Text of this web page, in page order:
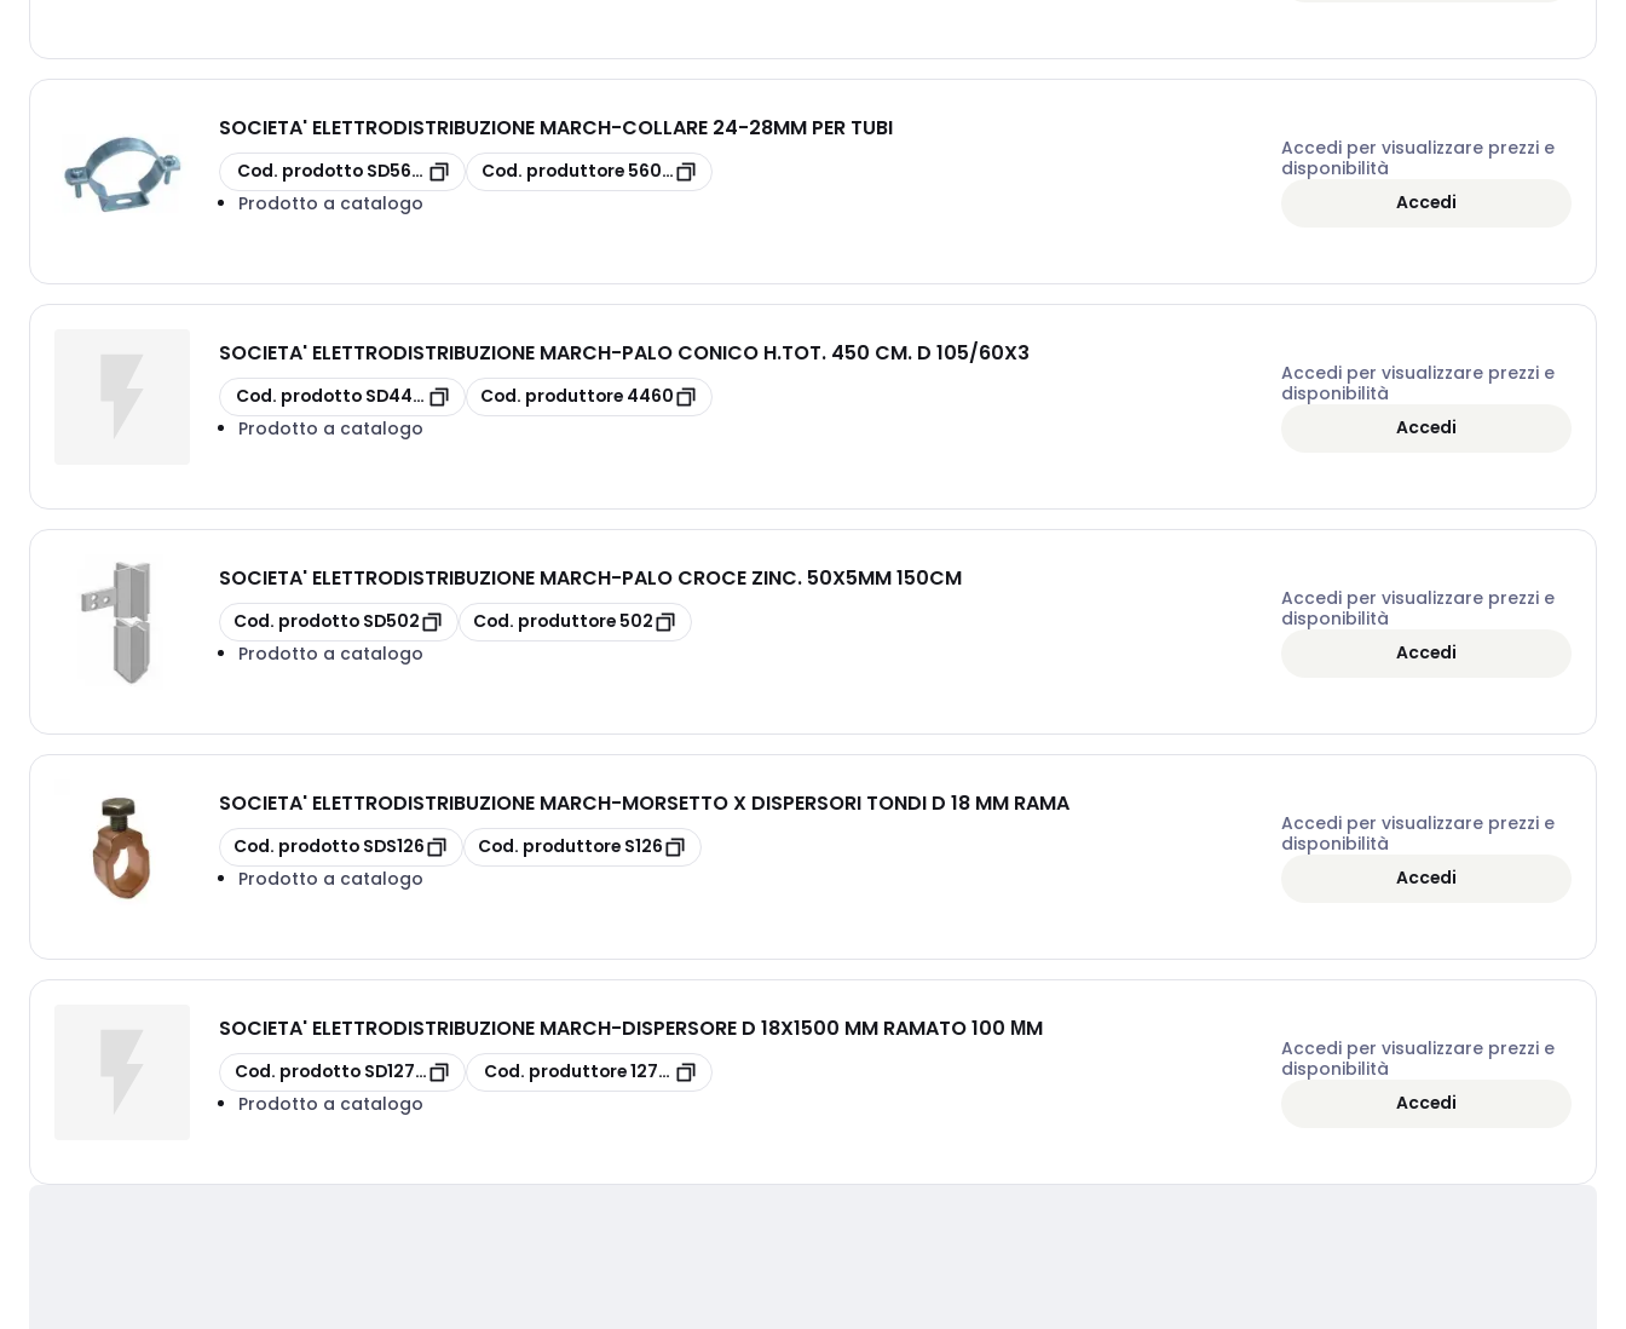
SOCIETA' ELETTRODISTRIBUZIONE MARCH-COLLARE 24-28MM PER TUBI
copia
Cod. prodotto SD5605/28copia
Cod. produttore 5605/28
Prodotto a catalogo
Accedi per visualizzare prezzi e
disponibilità
Accedi
SOCIETA' ELETTRODISTRIBUZIONE MARCH-PALO CONICO H.TOT. 450 CM. D 105/60X3
copia
Cod. prodotto SD4460 copia
Cod. produttore 4460
Prodotto a catalogo
Accedi per visualizzare prezzi e
disponibilità
Accedi
SOCIETA' ELETTRODISTRIBUZIONE MARCH-PALO CROCE ZINC. 50X5MM 150CM
copia
Cod. prodotto SD502 copia
Cod. produttore 502
Prodotto a catalogo
Accedi per visualizzare prezzi e
disponibilità
Accedi
SOCIETA' ELETTRODISTRIBUZIONE MARCH-MORSETTO X DISPERSORI TONDI D 18 MM RAMA
copia
Cod. prodotto SDS126 copia
Cod. produttore S126
Prodotto a catalogo
Accedi per visualizzare prezzi e
disponibilità
Accedi
SOCIETA' ELETTRODISTRIBUZIONE MARCH-DISPERSORE D 18X1500 MM RAMATO 100 ΜM
copia
Cod. prodotto SD127/100 copia
Cod. produttore127/100
Prodotto a catalogo
Accedi per visualizzare prezzi e
disponibilità
Accedi